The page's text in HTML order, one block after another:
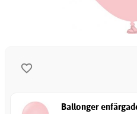
Ballonger